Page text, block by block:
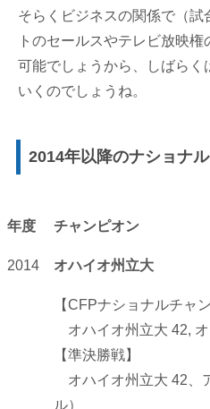
そらくビジネスの関係で（試
トのセールスやテレビ放映
可能でしょうから、しばらく
いくのでしょうね。
2014年以降のナショナ
年度 チャンピオン
2014 オハイオ州立大
【CFPナショナルチャ
オハイオ州立大 42,
【準決勝戦】
オハイオ州立大 42、
ル）